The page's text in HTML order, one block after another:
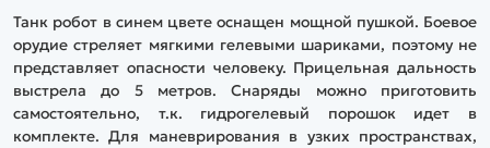
Танк робот в синем цвете оснащен мощной пушкой. Боевое
орудие стреляет мягкими гелевыми шариками, поэтому не
представляет опасности человеку. Прицельная дальность
выстрела до 5 метров. Снаряды можно приготовить
самостоятельно, т.к. гидрогелевый порошок идет в
комплекте. Для маневрирования в узких пространствах,